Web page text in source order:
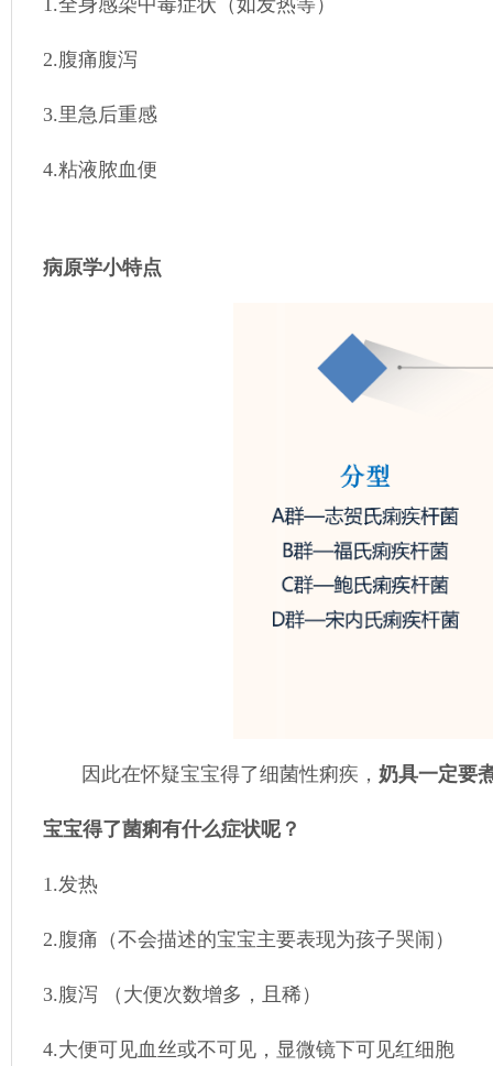
1.全身感染中毒症状（如发热等）
2.腹痛腹泻
3.里急后重感
4.粘液脓血便
病原学小特点
因此在怀疑宝宝得了细菌性痢疾， 奶具一定要
宝宝得了菌痢有什么症状呢？
1.发热
2.腹痛（不会描述的宝宝主要表现为孩子哭闹）
3.腹泻 （大便次数增多，且稀）
4.大便可见血丝或不可见，显微镜下可见红细胞